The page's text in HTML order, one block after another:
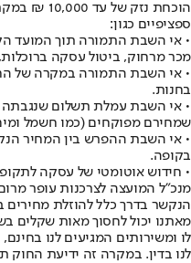
הוכחת נזק
ספציפיים כגון:
• אי השבת התמורה תוך המועד
מכר מרחוק, ביטול עסקה
• אי השבת התמורה במקרה של
בחנות.
• אי השבת עמלת תשלום שנגבתה
שמחירם מפוקחים (כמו חשמל
• אי השבת ההפרש בין המחיר
בקופה.
• חידוש אוטומטי של עסקה
מנכ"ל המועצה לצרכנות עופר
הנקשר בדרך כלל להוזלת מחירים
מאתנו יכול לחסוך מאות שקלים
לו ומשירותים המגיעים לנו
לנו בדין. במקרה זה ידיעת החוק